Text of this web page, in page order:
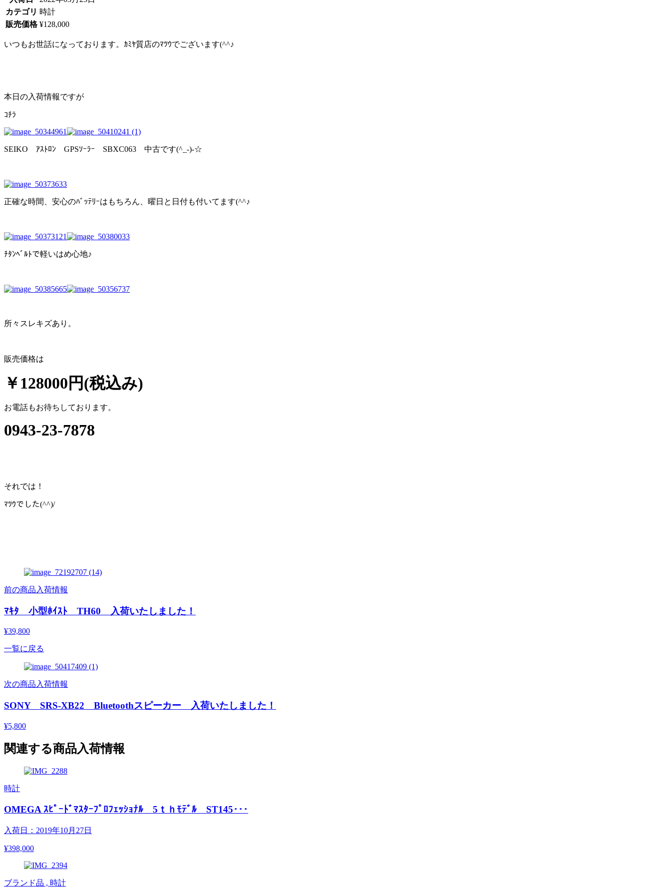
カテゴリ 時計
販売価格 ¥128,000
いつもお世話になっております。ｶﾐﾔ質店のﾏﾂｳでございます(^^♪
本日の入荷情報ですが
ｺﾁﾗ
SEIKO ｱｽﾄﾛﾝ GPSｿｰﾗｰ SBXC063 中古です(^_-)-☆
正確な時間、安心のﾊﾞｯﾃﾘｰはもちろん、曜日と日付も付いてます(^^♪
ﾁﾀﾝﾍﾞﾙﾄで軽いはめ心地♪
所々スレキズあり。
販売価格は
￥128000円(税込み)
お電話もお待ちしております。
0943-23-7878
それでは！
ﾏﾂｳでした(^^)/
前の商品入荷情報
ﾏｷﾀ 小型ﾎｲｽﾄ TH60 入荷いたしました！
¥39,800
一覧に戻る
次の商品入荷情報
SONY SRS-XB22 Bluetoothスピーカー 入荷いたしました！
¥5,800
関連する商品入荷情報
時計
OMEGA ｽﾋﾟｰﾄﾞﾏｽﾀｰﾌﾟﾛﾌｪｯｼｮﾅﾙ 5ｔｈﾓﾃﾞﾙ ST145･･･
入荷日：2019年10月27日
¥398,000
ブランド品 , 時計